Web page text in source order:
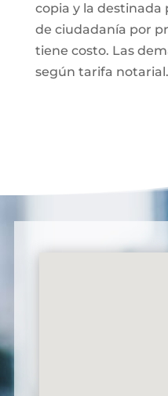
copia y la
de ciudadanía por
tiene costo. Las
según tarifa notarial.